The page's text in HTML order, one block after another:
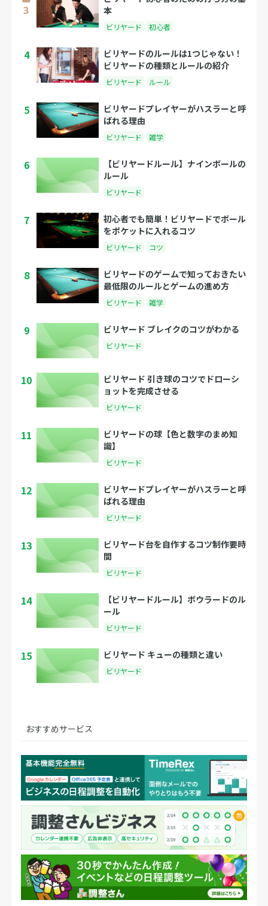
本
ビリヤード 初心者
4
ビリヤードのルールは1つじゃない！
ビリヤードの種類とルールの紹介
ビリヤード ルール
5
ビリヤードプレイヤーがハスラーと呼
ばれる理由
ビリヤード 雑学
6
【ビリヤードルール】ナインボールの
ルール
ビリヤード
7
初心者でも簡単！ビリヤードでボール
をポケットに入れるコツ
ビリヤード コツ
8
ビリヤードのゲームで知っておきたい
最低限のルールとゲームの進め方
ビリヤード 雑学
9 ビリヤード ブレイクのコツがわかる
ビリヤード
10
ビリヤード 引き球のコツでドローシ
ョットを完成させる
ビリヤード
11
ビリヤードの球【色と数字のまめ知
識】
ビリヤード
12
ビリヤードプレイヤーがハスラーと呼
ばれる理由
ビリヤード
13
ビリヤード台を自作するコツ制作要時
間
ビリヤード
14
【ビリヤードルール】ボウラードのル
ール
ビリヤード
15 ビリヤード キューの種類と違い
ビリヤード
おすすめサービス